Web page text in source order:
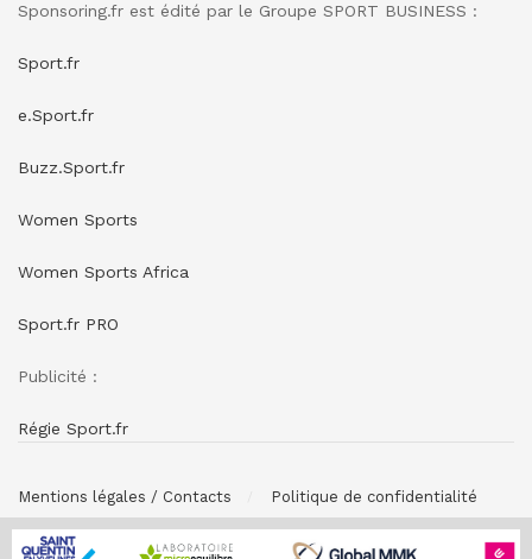
Sponsoring.fr est édité par le Groupe SPORT BUSINESS :
Sport.fr
e.Sport.fr
Buzz.Sport.fr
Women Sports
Women Sports Africa
Sport.fr PRO
Publicité :
Régie Sport.fr
Mentions légales / Contacts Politique de confidentialité
© SPONSORING.FR